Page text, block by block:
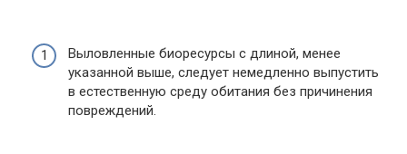
Выловленные биоресурсы с длиной, менее
указанной выше, следует немедленно выпустить
в естественную среду обитания без причинения
повреждений.